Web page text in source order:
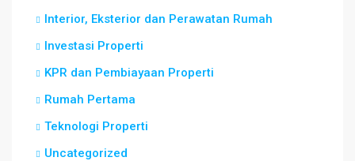
Interior, Eksterior dan Perawatan Rumah
Investasi Properti
KPR dan Pembiayaan Properti
Rumah Pertama
Teknologi Properti
Uncategorized